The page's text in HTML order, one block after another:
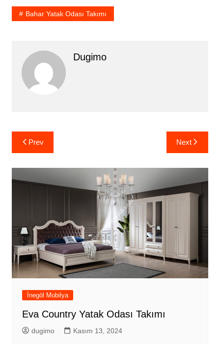
Bahar Yatak Odası Takımı
Dugimo
Yazı
gezinmesi
Prev Next
İnegöl Mobilya
Eva Country Yatak Odası Takımı
dugimo Kasım 13, 2024